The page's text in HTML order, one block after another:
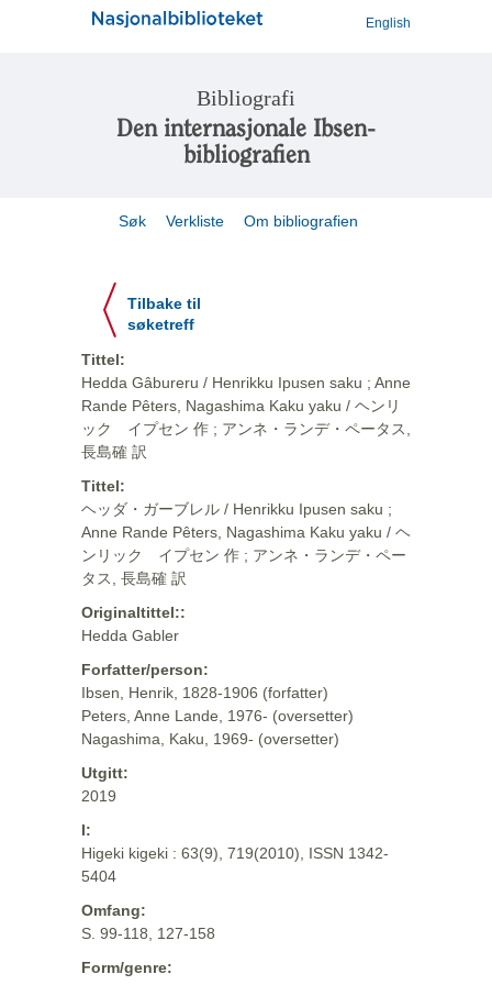
English
Bibliografi
Den internasjonale Ibsen-
bibliografien
Søk Verkliste Om bibliografien
Tilbake til
søketreff
Tittel:
Hedda Gâbureru / Henrikku Ipusen saku ; Anne
Rande Pêters, Nagashima Kaku yaku / ヘンリ
ック イプセン 作 ; アンネ・ランデ・ペータス,
長島確 訳
Tittel:
ヘッダ・ガーブレル / Henrikku Ipusen saku ;
Anne Rande Pêters, Nagashima Kaku yaku / ヘ
ンリック イプセン 作 ; アンネ・ランデ・ペー
タス, 長島確 訳
Originaltittel::
Hedda Gabler
Forfatter/person:
Ibsen, Henrik, 1828-1906 (forfatter)
Peters, Anne Lande, 1976- (oversetter)
Nagashima, Kaku, 1969- (oversetter)
Utgitt:
2019
I:
Higeki kigeki : 63(9), 719(2010), ISSN 1342-
5404
Omfang:
S. 99-118, 127-158
Form/genre: